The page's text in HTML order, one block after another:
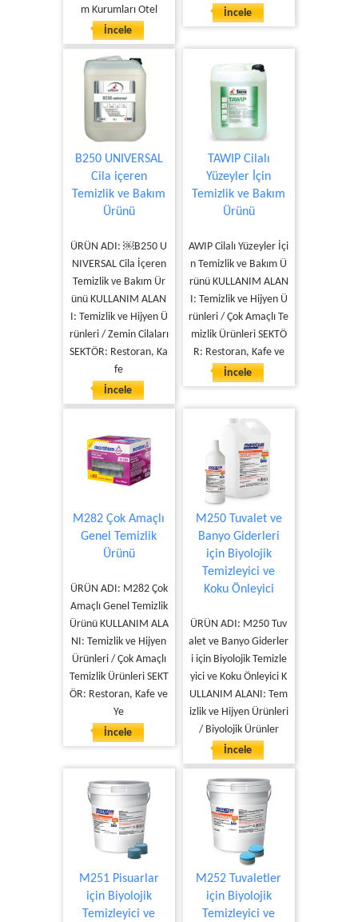
m Kurumları Otel
İncele
İncele
B250 UNIVERSAL
Cila içeren
Temizlik ve Bakım
Ürünü
ÜRÜN ADI: ￼B250 U
NIVERSAL Cila İçeren
Temizlik ve Bakım Ür
ünü KULLANIM ALAN
I: Temizlik ve Hijyen Ü
rünleri / Zemin Cilaları
SEKTÖR: Restoran, Ka
fe
İncele
TAWIP Cilalı
Yüzeyler İçin
Temizlik ve Bakım
Ürünü
AWIP Cilalı Yüzeyler İçi
n Temizlik ve Bakım Ü
rünü KULLANIM ALAN
I: Temizlik ve Hijyen Ü
rünleri / Çok Amaçlı Te
mizlik Ürünleri SEKTÖ
R: Restoran, Kafe ve
İncele
M282 Çok Amaçlı
Genel Temizlik
Ürünü
ÜRÜN ADI: M282 Çok
Amaçlı Genel Temizlik
Ürünü KULLANIM ALA
NI: Temizlik ve Hijyen
Ürünleri / Çok Amaçlı
Temizlik Ürünleri SEKT
ÖR: Restoran, Kafe ve
Ye
İncele
M250 Tuvalet ve
Banyo Giderleri
için Biyolojik
Temizleyici ve
Koku Önleyici
ÜRÜN ADI: M250 Tuv
alet ve Banyo Giderler
i için Biyolojik Temizle
yici ve Koku Önleyici K
ULLANIM ALANI: Tem
izlik ve Hijyen Ürünleri
/ Biyolojik Ürünler
İncele
M251 Pisuarlar
için Biyolojik
Temizleyici ve
M252 Tuvaletler
için Biyolojik
Temizleyici ve